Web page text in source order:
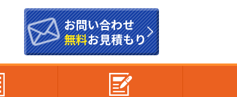
お問い合わせ
無料お見積もり